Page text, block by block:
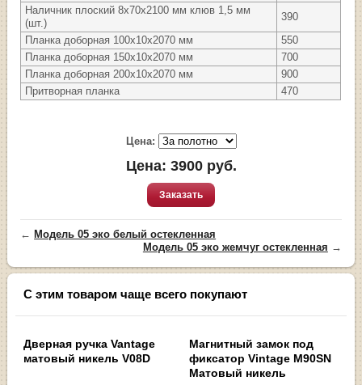
Наличник плоский 8х70х2100 мм клюв 1,5 мм
(шт.)
390
Планка доборная 100х10х2070 мм
550
Планка доборная 150х10х2070 мм
700
Планка доборная 200х10х2070 мм
900
Притворная планка
470
Цена:
Цена: 3900руб.
Заказать
←Модель 05 эко белый остекленная
Модель 05 эко жемчуг остекленная →
С этим товаром чаще всего покупают
Дверная ручка Vantage
матовый никель V08D
Магнитный замок под
фиксатор Vintage M90SN
Матовый никель